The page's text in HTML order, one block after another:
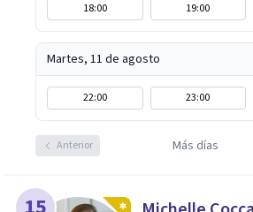
18:00
19:00
Martes, 11 de agosto
22:00 23:00
Anterior Más días